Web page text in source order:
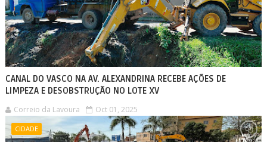
CANAL DO VASCO NA AV. ALEXANDRINA RECEBE AÇÕES DE
LIMPEZA E DESOBSTRUÇÃO NO LOTE XV
Correio da Lavoura Oct 01, 2025
CIDADE